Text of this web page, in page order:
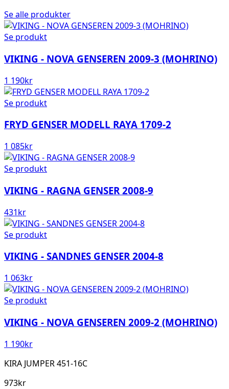
Se alle produkter
Se produkt
VIKING - NOVA GENSEREN 2009-3 (MOHRINO)
1 190kr
Se produkt
FRYD GENSER MODELL RAYA 1709-2
1 085kr
Se produkt
VIKING - RAGNA GENSER 2008-9
431kr
Se produkt
VIKING - SANDNES GENSER 2004-8
1 063kr
Se produkt
VIKING - NOVA GENSEREN 2009-2 (MOHRINO)
1 190kr
KIRA JUMPER 451-16C
973kr